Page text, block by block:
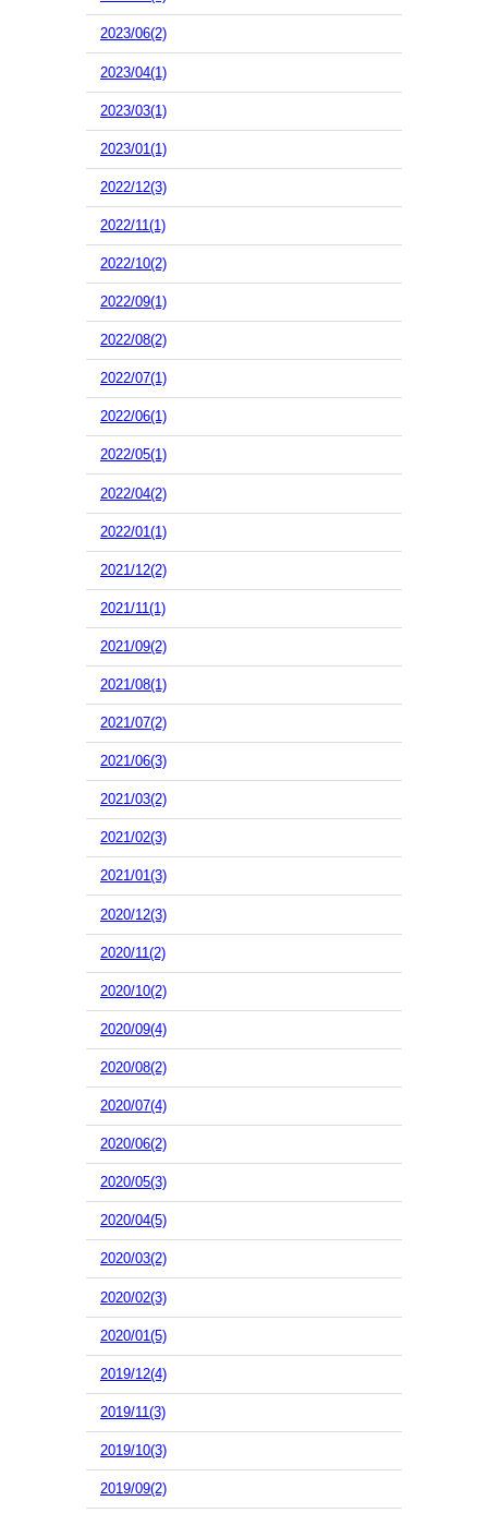
2023/06(2)
2023/04(1)
2023/03(1)
2023/01(1)
2022/12(3)
2022/11(1)
2022/10(2)
2022/09(1)
2022/08(2)
2022/07(1)
2022/06(1)
2022/05(1)
2022/04(2)
2022/01(1)
2021/12(2)
2021/11(1)
2021/09(2)
2021/08(1)
2021/07(2)
2021/06(3)
2021/03(2)
2021/02(3)
2021/01(3)
2020/12(3)
2020/11(2)
2020/10(2)
2020/09(4)
2020/08(2)
2020/07(4)
2020/06(2)
2020/05(3)
2020/04(5)
2020/03(2)
2020/02(3)
2020/01(5)
2019/12(4)
2019/11(3)
2019/10(3)
2019/09(2)